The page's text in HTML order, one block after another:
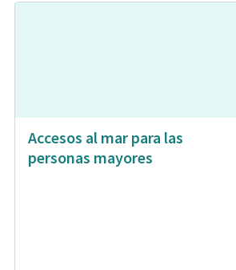
Accesos al mar para las
personas mayores